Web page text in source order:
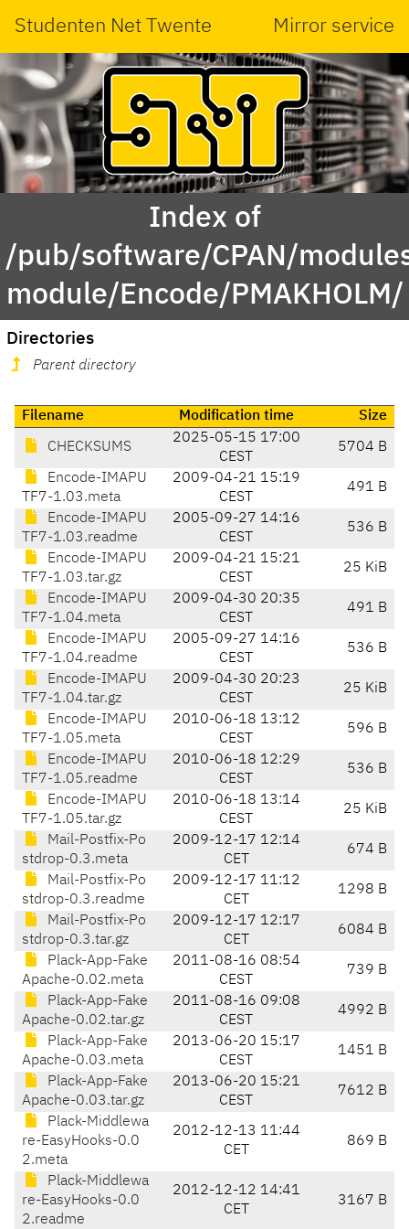
Studenten Net Twente Mirror service
Index of
/pub/software/CPAN/
module/Encode/PMAKHOLM/
Directories
Parent directory
Filename Modification time Size
CHECKSUMS
2025-05-15 17:00
CEST
5704 B
Encode-IMAPU
TF7-1.03.meta
2009-04-21 15:19
CEST
491 B
Encode-IMAPU
TF7-1.03.readme
2005-09-27 14:16
CEST
536 B
Encode-IMAPU
TF7-1.03.tar.gz
2009-04-21 15:21
CEST
25 KiB
Encode-IMAPU
TF7-1.04.meta
2009-04-30 20:35
CEST
491 B
Encode-IMAPU
TF7-1.04.readme
2005-09-27 14:16
CEST
536 B
Encode-IMAPU
TF7-1.04.tar.gz
2009-04-30 20:23
CEST
25 KiB
Encode-IMAPU
TF7-1.05.meta
2010-06-18 13:12
CEST
596 B
Encode-IMAPU
TF7-1.05.readme
2010-06-18 12:29
CEST
536 B
Encode-IMAPU
TF7-1.05.tar.gz
2010-06-18 13:14
CEST
25 KiB
Mail-Postfix-Po
stdrop-0.3.meta
2009-12-17 12:14
CET
674 B
Mail-Postfix-Po
stdrop-0.3.readme
2009-12-17 11:12
CET
1298 B
Mail-Postfix-Po
stdrop-0.3.tar.gz
2009-12-17 12:17
CET
6084 B
Plack-App-Fake
Apache-0.02.meta
2011-08-16 08:54
CEST
739 B
Plack-App-Fake
Apache-0.02.tar.gz
2011-08-16 09:08
CEST
4992 B
Plack-App-Fake
Apache-0.03.meta
2013-06-20 15:17
CEST
1451 B
Plack-App-Fake
Apache-0.03.tar.gz
2013-06-20 15:21
CEST
7612 B
Plack-Middlewa
re-EasyHooks-0.0
2.meta
2012-12-13 11:44
CET
869 B
Plack-Middlewa
re-EasyHooks-0.0
2.readme
2012-12-12 14:41
CET
3167 B